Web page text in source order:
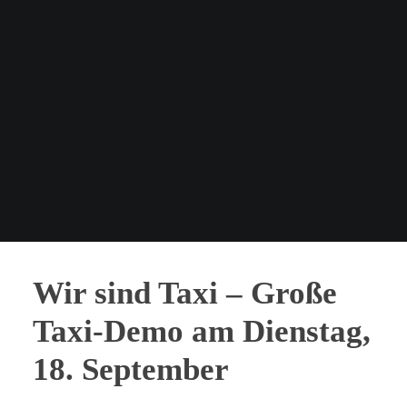
Wir sind Taxi – Große
Taxi-Demo am Dienstag,
18. September